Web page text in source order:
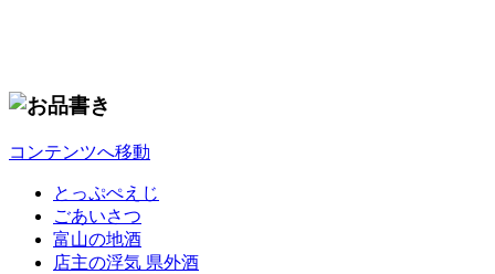
コンテンツへ移動
とっぷぺえじ
ごあいさつ
富山の地酒
店主の浮気 県外酒